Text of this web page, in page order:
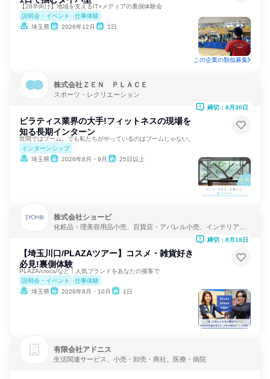
【28卒向け】地域を支えるIT×メディアの裏側体験会
説明会・イベント
仕事体験
埼玉県
2026年12月 1日
この企業の類似募集
株式会社ＺＥＮ ＰＬＡＣＥ
スポーツ・レクリエーション
ピラティス業界の大手!フィットネスの現場を
知る長期インターン
世間ではブーム。でも私たちがやっているのはブームじゃない。
インターンシップ
埼玉県
2026年8月・9月 25日以上
締切：8月30日
株式会社ショービ
化粧品・理美容用品小売、百貨店・アパレル小売、インテリア・
【埼玉川口/PLAZAツアー】コスメ・雑貨好き
必見!裏側体験
PLAZA/crocs/など！人気ブランドをあなたの接客で
説明会・イベント
仕事体験
埼玉県
2026年8月・10月 1日
締切：8月18日
有限会社アドニス
生活関連サービス、小売・卸売・商社、医療・病院